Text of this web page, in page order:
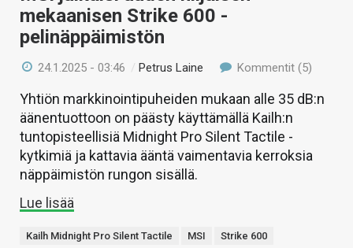
mekaanisen Strike 600 -
pelinäppäimistön
24.1.2025 - 03:46 /Petrus Laine Kommentit (5)
Yhtiön markkinointipuheiden mukaan alle 35 dB:n
äänentuottoon on päästy käyttämällä Kailh:n
tuntopisteellisiä Midnight Pro Silent Tactile -
kytkimiä ja kattavia ääntä vaimentavia kerroksia
näppäimistön rungon sisällä.
Lue lisää
Kailh Midnight Pro Silent Tactile MSI Strike 600